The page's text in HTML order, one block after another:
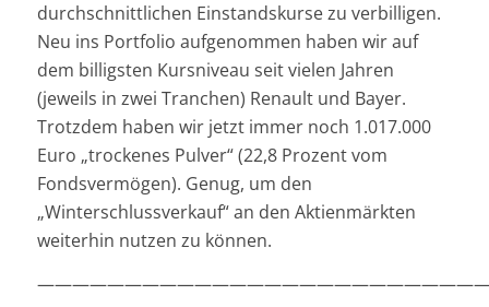
durchschnittlichen Einstandskurse zu verbilligen.
Neu ins Portfolio aufgenommen haben wir auf
dem billigsten Kursniveau seit vielen Jahren
(jeweils in zwei Tranchen) Renault und Bayer.
Trotzdem haben wir jetzt immer noch 1.017.000
Euro „trockenes Pulver“ (22,8 Prozent vom
Fondsvermögen). Genug, um den
„Winterschlussverkauf“ an den Aktienmärkten
weiterhin nutzen zu können.